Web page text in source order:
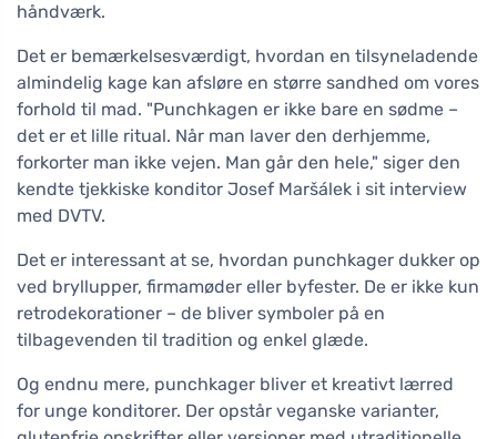
håndværk.
Det er bemærkelsesværdigt, hvordan en tilsyneladende
almindelig kage kan afsløre en større sandhed om vores
forhold til mad. "Punchkagen er ikke bare en sødme –
det er et lille ritual. Når man laver den derhjemme,
forkorter man ikke vejen. Man går den hele," siger den
kendte tjekkiske konditor Josef Maršálek i sit interview
med DVTV.
Det er interessant at se, hvordan punchkager dukker op
ved bryllupper, firmamøder eller byfester. De er ikke kun
retrodekorationer – de bliver symboler på en
tilbagevenden til tradition og enkel glæde.
Og endnu mere, punchkager bliver et kreativt lærred
for unge konditorer. Der opstår veganske varianter,